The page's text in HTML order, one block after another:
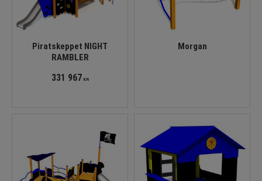
Piratskeppet NIGHT
RAMBLER
331 967 KR
Morgan